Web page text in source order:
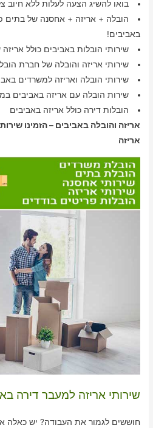
בואו להשיג הצעה לעלות ללא חיוב
הובלה + אריזה + אחסנה של בתים
באביבים!
שירותי הובלות באביבים כולל
שירותי אריזה והובלה של חברת
שירותי הובלה ואריזה למשרדים
שירות הובלה עם אריזה באביבים
הובלות דירה כולל אריזה באביבים
אריזה והובלה באביבים – הזמינו
אריזה
שירותי אריזה למעבר דירה
חוששים לגמור את העבודה? יש כאלה